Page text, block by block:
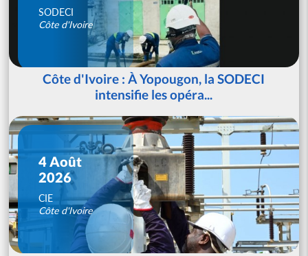
SODECI
Côte d'Ivoire
Côte d'Ivoire : À Yopougon, la SODECI
intensifie les opéra...
4 Août
2026
CIE
Côte d'Ivoire